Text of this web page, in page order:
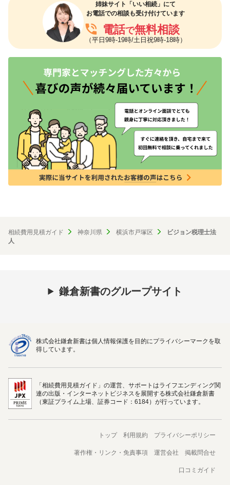
姉妹サイト「いい相続」にて
お電話での相談も受け付けています
phone_in_talk 電話で無料相談
（平日9時-19時/土日祝9時-18時）
相続費用見積ガイド 神奈川県 横浜市戸塚区
ビジョン税理士法
人
鎌倉新書のグループサイト
株式会社鎌倉新書は個人情報保護を目的にプライバシーマークを取
得しています。
「相続費用見積ガイド」の運営、サポートはライフエンディング関
連の出版・インターネットビジネスを展開する株式会社鎌倉新書
（東証プライム上場、証券コード：6184）が行っています。
トップ 利用規約 プライバシーポリシー
著作権・リンク・免責事項 運営会社 掲載問合せ
口コミガイド